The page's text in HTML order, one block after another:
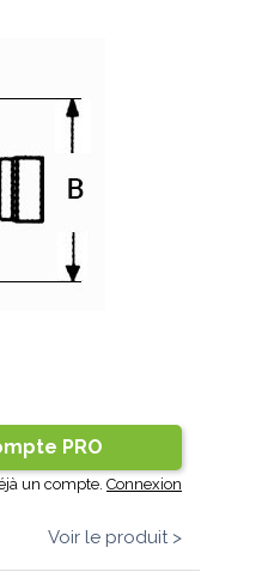
PRO
un compte. Connexion
Voir le produit >